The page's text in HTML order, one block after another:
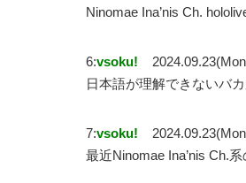
Ninomae Ina’nis Ch.
6:vsoku!
日本語が理解できないバ
7:vsoku!
最近Ninomae Ina’nis Ch.